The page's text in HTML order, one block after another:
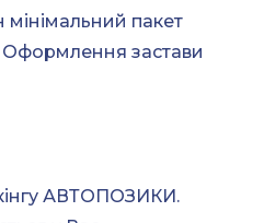
пакет
Оформлення застави
АВТОПОЗИКИ.